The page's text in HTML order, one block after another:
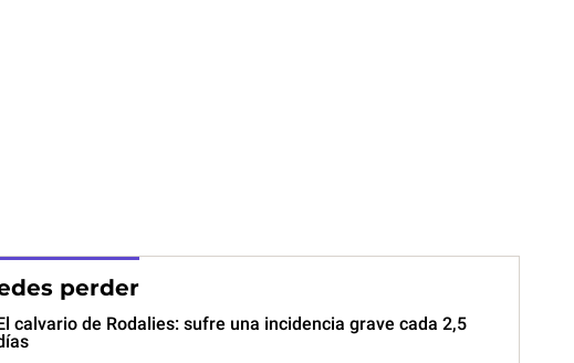
perder
calvario de Rodalies: sufre una incidencia grave cada 2,5